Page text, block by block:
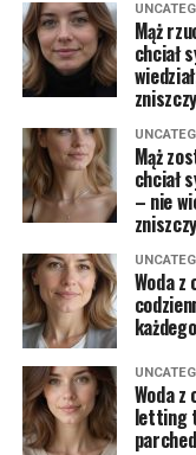
Mąż
chciał
Mąż
chciał
– nie
Woda
Woda
letting